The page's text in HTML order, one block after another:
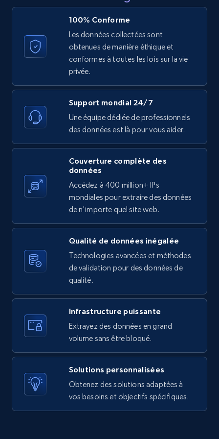
price, and more.
1.9K+ 323+ Essai gratuit
URL, Product id, Listing inventory id, Title, Rating,
Reviews count shop, Reviews count item, Initial
price, and more.
323+ Essai gratuit
Etsy - Collects data from shop's URL
URL, Product id, Listing inventory id, Title, Rating,
price, and more.
1.9K+ 323+ Essai gratuit
Amazon products search
Asin, URL, Name, Sponsored, Initial price, Final
price, Currency, Sold, and more.
181+ Essai gratuit
100% Conforme
Les données collectées sont
obtenues de manière éthique et
conformes à toutes les lois sur la vie
privée.
Support mondial 24/7
Une équipe dédiée de professionnels
des données est là pour vous aider.
Couverture complète des
données
Accédez à 400 million+ IPs
mondiales pour extraire des données
de n'importe quel site web.
Qualité de données inégalée
Technologies avancées et méthodes
de validation pour des données de
qualité.
Infrastructure puissante
Extrayez des données en grand
volume sans être bloqué.
Solutions personnalisées
Obtenez des solutions adaptées à
vos besoins et objectifs spécifiques.